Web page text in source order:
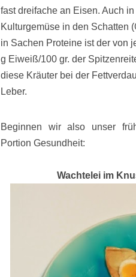
fast dreifache an Eisen. Auch
Kulturgemüse in den Schatten
in Sachen Proteine ist der von
g Eiweiß/100 gr. der
diese Kräuter bei der
Leber.
Beginnen wir also unser
Portion Gesundheit:
Wachtelei im